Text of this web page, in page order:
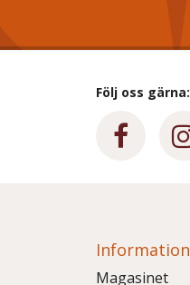
Följ oss gärna:
Information
Magasinet